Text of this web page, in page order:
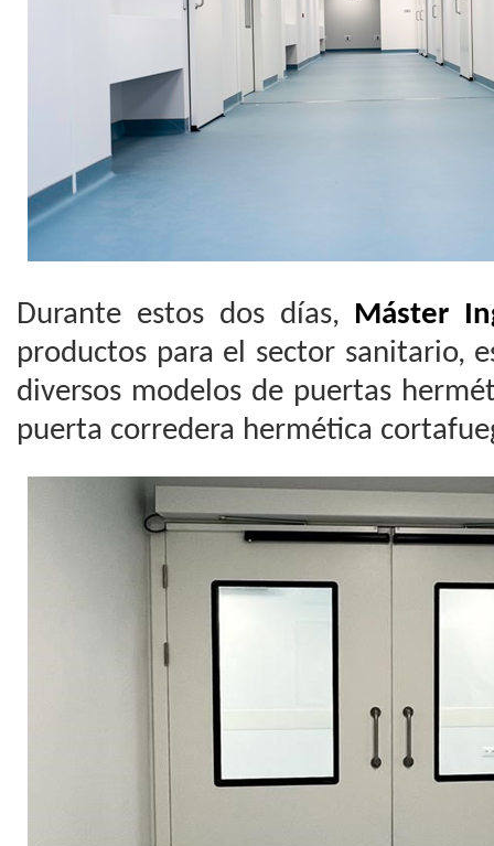
Durante estos dos días, Máster
productos para el sector sanitario,
diversos modelos de puertas
puerta corredera hermética